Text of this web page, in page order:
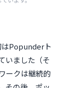
Popunderト
いました（そ
ークは継続的